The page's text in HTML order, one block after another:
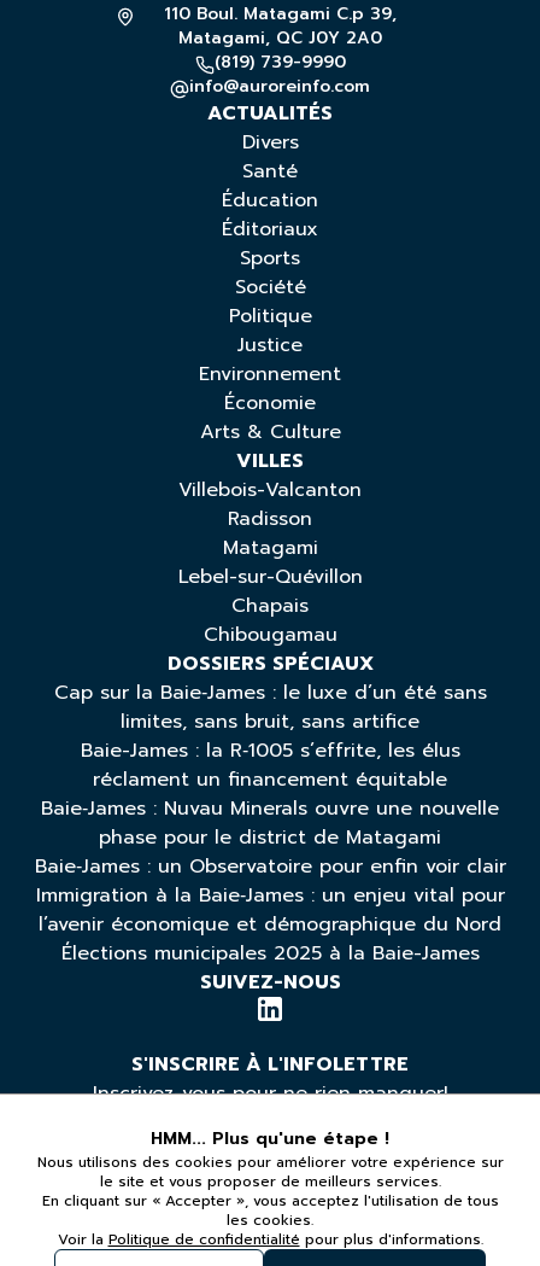
110 Boul. Matagami C.p 39,
Matagami, QC J0Y 2A0
(819) 739-9990
info@auroreinfo.com
ACTUALITÉS
Divers
Santé
Éducation
Éditoriaux
Sports
Société
Politique
Justice
Environnement
Économie
Arts & Culture
VILLES
Villebois-Valcanton
Radisson
Matagami
Lebel-sur-Quévillon
Chapais
Chibougamau
DOSSIERS SPÉCIAUX
Cap sur la Baie‑James : le luxe d’un été sans
limites, sans bruit, sans artifice
Baie-James : la R‑1005 s’effrite, les élus
réclament un financement équitable
Baie‑James : Nuvau Minerals ouvre une nouvelle
phase pour le district de Matagami
Baie‑James : un Observatoire pour enfin voir clair
Immigration à la Baie‑James : un enjeu vital pour
l’avenir économique et démographique du Nord
Élections municipales 2025 à la Baie-James
SUIVEZ-NOUS
S'INSCRIRE À L'INFOLETTRE
Inscrivez-vous pour ne rien manquer!
*Vous pouvez vous désabonner à tout moment
LÉGAL
Politique de confidentialité
HMM... Plus qu'une étape !
Nous utilisons des cookies pour améliorer votre expérience sur
le site et vous proposer de meilleurs services.
En cliquant sur « Accepter », vous acceptez l'utilisation de tous
les cookies.
Voir la Politique de confidentialité pour plus d'informations.